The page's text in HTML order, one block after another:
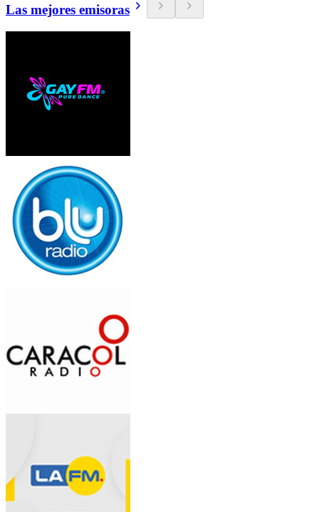
Las mejores emisoras